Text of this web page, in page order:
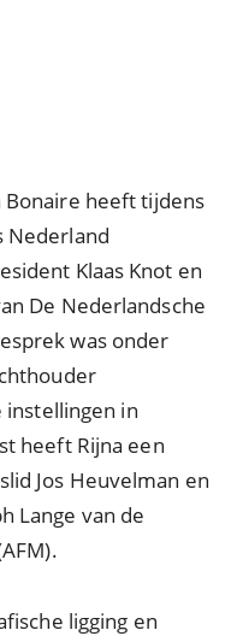
Bonaire heeft tijdens
Nederland
Klaas Knot en
De Nederlandsche
was onder
in
heeft Rijna een
Jos Heuvelman en
Lange van de
ligging en